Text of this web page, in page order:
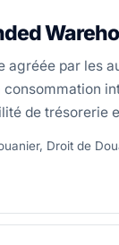
agréée par les
de trésorerie
Droit de